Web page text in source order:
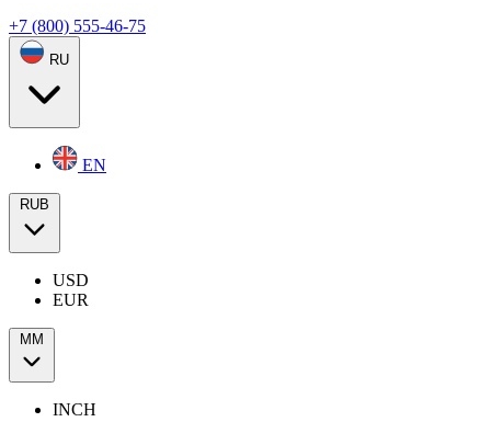
+7 (800) 555-46-75
RU
EN
RUB
USD
EUR
ММ
INCH